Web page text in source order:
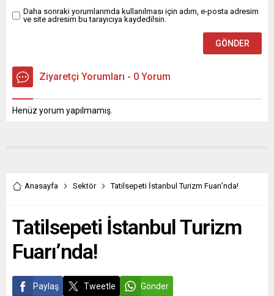
Dikey Süpürge A921...
Daha sonraki yorumlarımda kullanılması için adım, e-posta adresim
ve site adresim bu tarayıcıya kaydedilsin.
Ziyaretçi Yorumları - 0 Yorum
Henüz yorum yapılmamış.
Anasayfa Sektör Tatilsepeti İstanbul Turizm Fuarı’nda!
Tatilsepeti İstanbul Turizm
Fuarı’nda!
Paylaş Tweetle Gönder